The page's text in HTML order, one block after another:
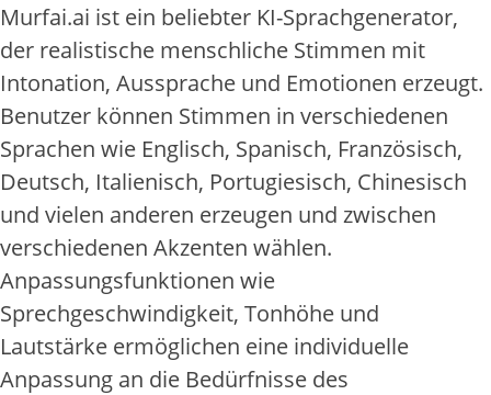
Murfai.ai ist ein beliebter KI-Sprachgenerator,
der realistische menschliche Stimmen mit
Intonation, Aussprache und Emotionen erzeugt.
Benutzer können Stimmen in verschiedenen
Sprachen wie Englisch, Spanisch, Französisch,
Deutsch, Italienisch, Portugiesisch, Chinesisch
und vielen anderen erzeugen und zwischen
verschiedenen Akzenten wählen.
Anpassungsfunktionen wie
Sprechgeschwindigkeit, Tonhöhe und
Lautstärke ermöglichen eine individuelle
Anpassung an die Bedürfnisse des